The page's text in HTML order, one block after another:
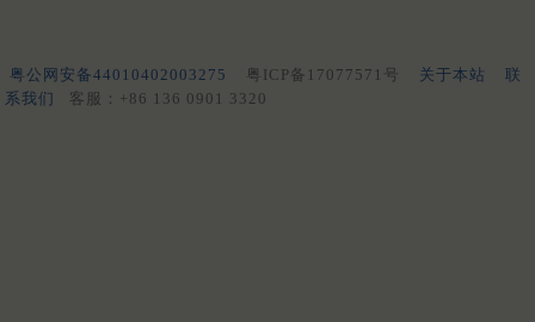
粤公网安备44010402003275 粤ICP备17077571号 关于本站
联
系我们
客服：+86 136 0901 3320